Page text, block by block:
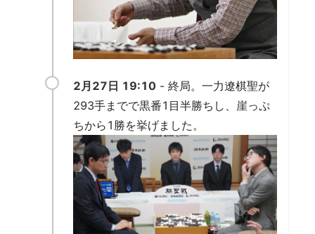
2月27日 19:10 - 終局。一力遼棋聖が
293手までで黒番1目半勝ちし、崖っぷ
ちから1勝を挙げました。